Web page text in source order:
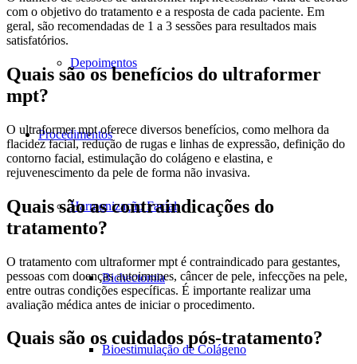
Depoimentos
Procedimentos
Harmonização Facial
Bichectomia
Bioestimulação de Colágeno
com o objetivo do tratamento e a resposta de cada paciente. Em
geral, são recomendadas de 1 a 3 sessões para resultados mais
satisfatórios.
Quais são os benefícios do ultraformer
mpt?
O ultraformer mpt oferece diversos benefícios, como melhora da
flacidez facial, redução de rugas e linhas de expressão, definição do
contorno facial, estimulação do colágeno e elastina, e
rejuvenescimento da pele de forma não invasiva.
Quais são as contraindicações do
tratamento?
O tratamento com ultraformer mpt é contraindicado para gestantes,
pessoas com doenças autoimunes, câncer de pele, infecções na pele,
entre outras condições específicas. É importante realizar uma
avaliação médica antes de iniciar o procedimento.
Quais são os cuidados pós-tratamento?